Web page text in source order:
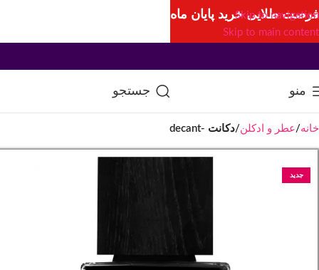
Skip to navigation
Skip to main content
منو جستجو
خانه عطر و ادکلن دکانت -decant
جدید
فرصت طلایی خرید پایان ماه